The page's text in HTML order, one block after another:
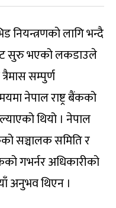
नियन्त्रणको लागि भन्दै
सुरु भएको लकडाउले
सम्पुर्ण
नेपाल राष्ट्र बैंकको
थियो । नेपाल
सञ्चालक समिति र
गभर्नर अधिकारीको
अनुभव थिएन ।